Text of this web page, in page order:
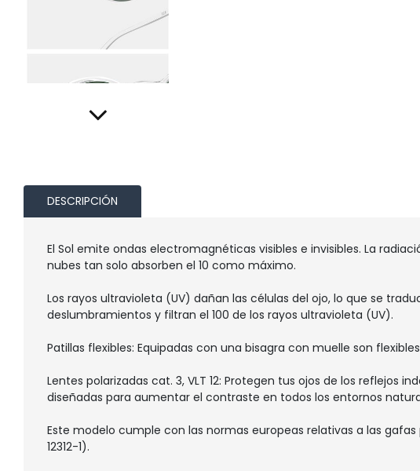
DESCRIPCIÓN
El Sol emite ondas electromagnéticas visibles e invisibles. La
nubes tan solo absorben el 10 como máximo.
Los rayos ultravioleta (UV) dañan las células del ojo, lo que se
deslumbramientos y filtran el 100 de los rayos ultravioleta (UV).
Patillas flexibles: Equipadas con una bisagra con muelle son
Lentes polarizadas cat. 3, VLT 12: Protegen tus ojos de los reflejos
diseñadas para aumentar el contraste en todos los entornos
Este modelo cumple con las normas europeas relativas a las
12312-1).